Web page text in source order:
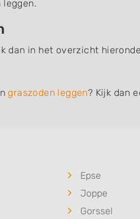
leggen.
dan in het overzicht
graszoden leggen? Kijk dan
Epse
Joppe
Gorssel